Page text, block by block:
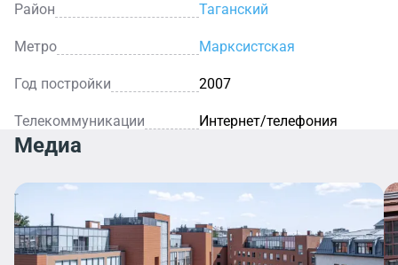
Район Таганский
Метро Марксистская
Год постройки 2007
Телекоммуникации Интернет/телефония
Медиа